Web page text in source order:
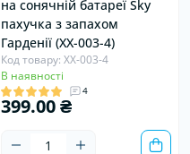
на сонячній батареї Sky
пахучка з запахом
Гарденії (XX-003-4)
Код товару: XX-003-4
В наявності
4
399.00 ₴